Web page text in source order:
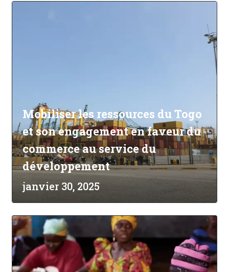
Mobiliser les ressources du Togo
et son engagement en faveur du
commerce au service du
développement
janvier 30, 2025